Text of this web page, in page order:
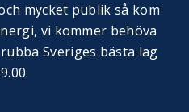
mycket publik så kom
vi kommer behöva
Sveriges bästa lag